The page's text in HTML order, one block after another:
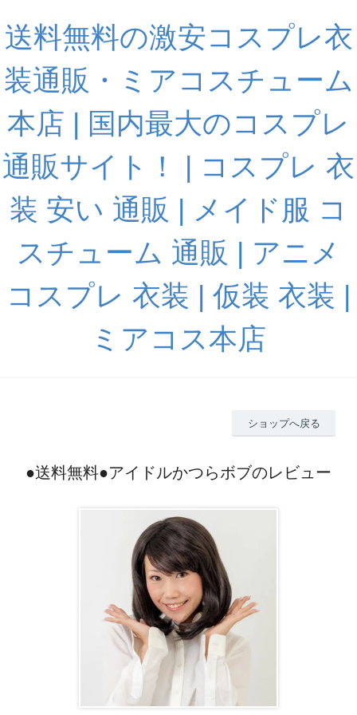
送料無料の激安コスプレ衣
装通販・ミアコスチューム
本店 | 国内最大のコスプレ
通販サイト！ | コスプレ 衣
装 安い 通販 | メイド服 コ
スチューム 通販 | アニメ
コスプレ 衣装 | 仮装 衣装 |
ミアコス本店
ショップへ戻る
●送料無料●アイドルかつらボブのレビュー